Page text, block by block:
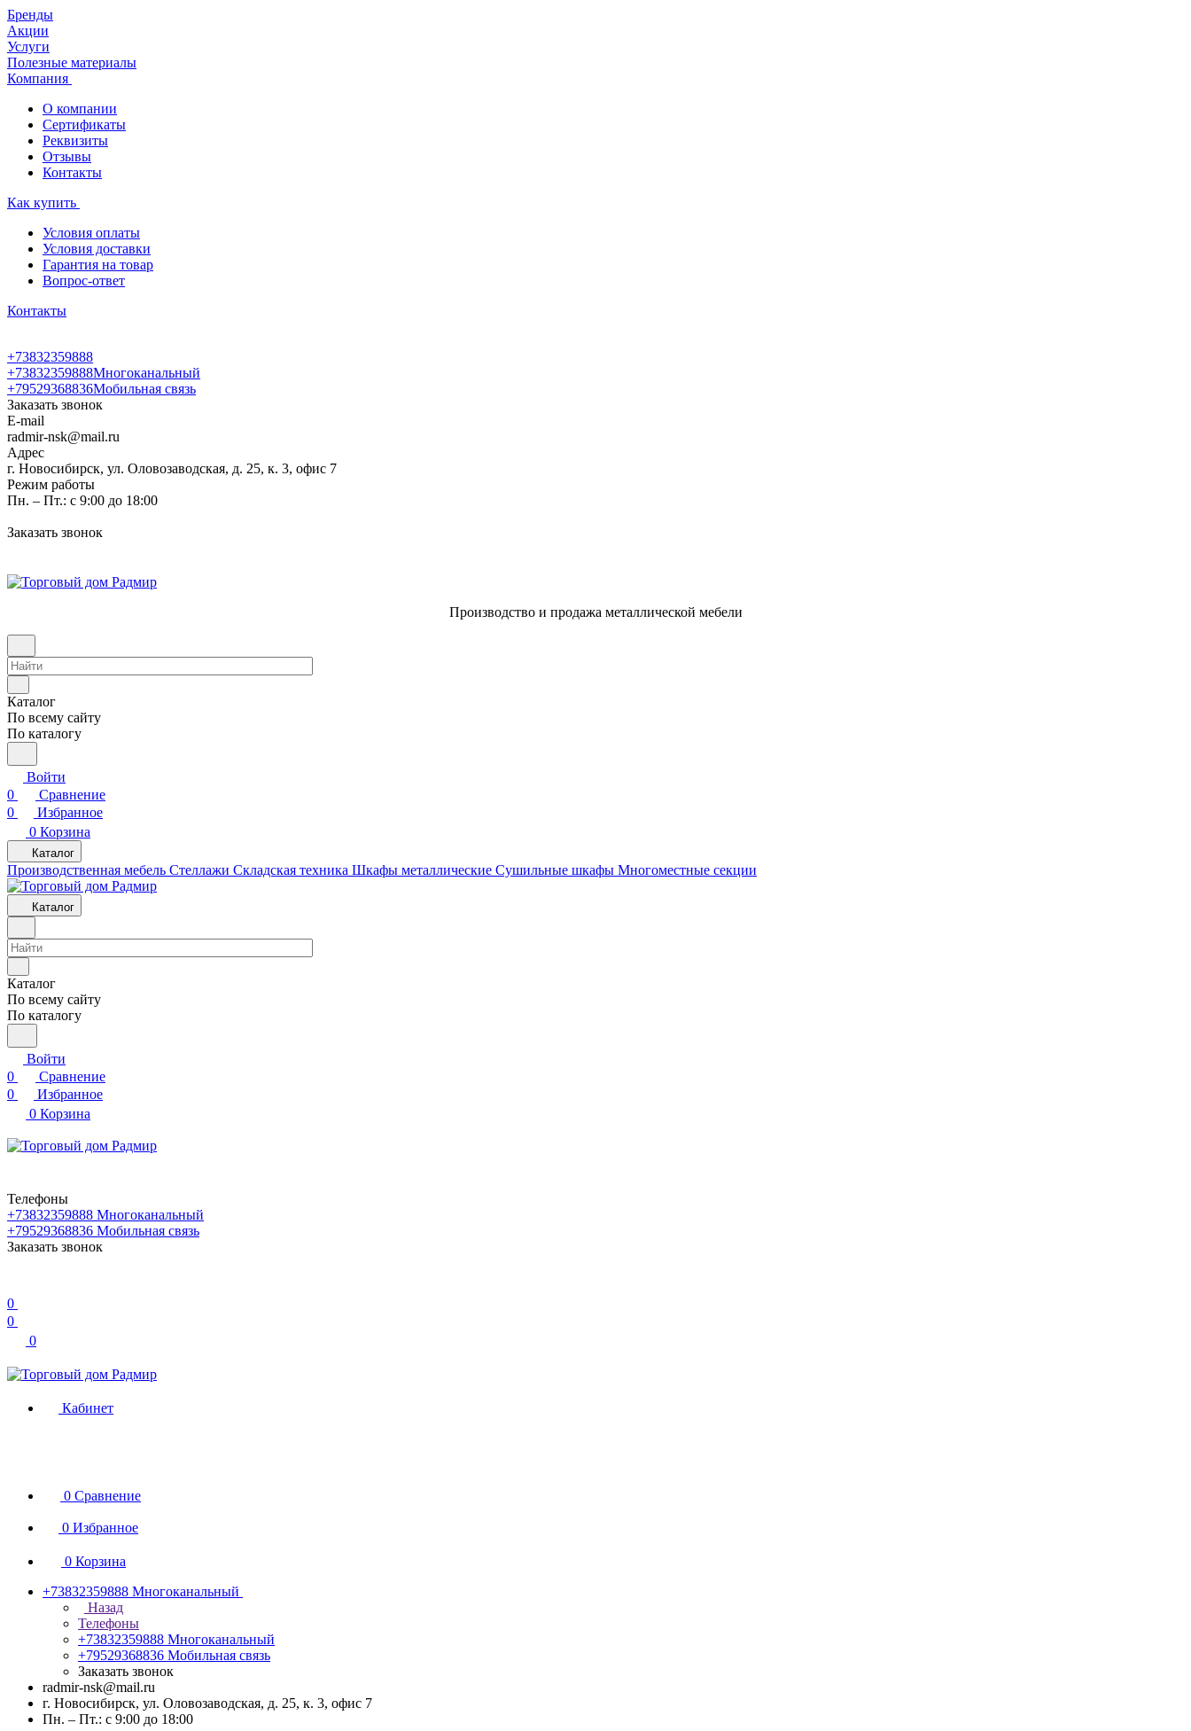
Бренды
Акции
Услуги
Полезные материалы
Компания
О компании
Сертификаты
Реквизиты
Отзывы
Контакты
Как купить
Условия оплаты
Условия доставки
Гарантия на товар
Вопрос-ответ
Контакты
+73832359888
+73832359888Многоканальный
+79529368836Мобильная связь
Заказать звонок
E-mail
radmir-nsk@mail.ru
Адрес
г. Новосибирск, ул. Оловозаводская, д. 25, к. 3, офис 7
Режим работы
Пн. – Пт.: с 9:00 до 18:00
Заказать звонок
Производство и продажа металлической мебели
Каталог
По всему сайту
По каталогу
Войти
0
Сравнение
0
Избранное
0 Корзина
Каталог
Производственная мебель Cтеллажи Складская техника Шкафы металлические Cушильные шкафы Многоместные секции
Каталог
Каталог
По всему сайту
По каталогу
Войти
0
Сравнение
0
Избранное
0 Корзина
Телефоны
+73832359888 Многоканальный
+79529368836 Мобильная связь
Заказать звонок
0
0
0
Кабинет
0 Сравнение
0 Избранное
0 Корзина
+73832359888 Многоканальный
Назад
Телефоны
+73832359888 Многоканальный
+79529368836 Мобильная связь
Заказать звонок
radmir-nsk@mail.ru
г. Новосибирск, ул. Оловозаводская, д. 25, к. 3, офис 7
Пн. – Пт.: с 9:00 до 18:00